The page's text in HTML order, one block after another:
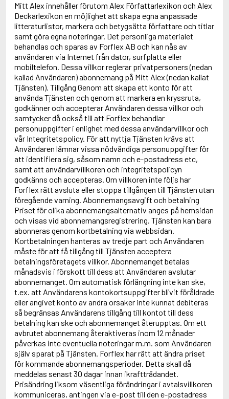
Mitt Alex innehåller förutom Alex Författarlexikon och Alex
Deckarlexikon en möjlighet att skapa egna anpassade
litteraturlistor, markera och betygsätta författare och titlar
samt göra egna noteringar. Det personliga materialet
behandlas och sparas av Forflex AB och kan nås av
användaren via Internet från dator, surfplatta eller
mobiltelefon. Dessa villkor reglerar privatpersoners (nedan
kallad Användaren) abonnemang på Mitt Alex (nedan kallat
Tjänsten). Tillgång Genom att skapa ett konto för att
använda Tjänsten och genom att markera en kryssruta,
godkänner och accepterar Användaren dessa villkor och
samtycker då också till att Forflex behandlar
personuppgifter i enlighet med dessa användarvillkor och
vår Integritetspolicy. För att nyttja Tjänsten krävs att
Användaren lämnar vissa nödvändiga personuppgifter för
att identifiera sig, såsom namn och e-postadress etc,
samt att användarvillkoren och integritetspolicyn
godkänns och accepteras. Om villkoren inte följs har
Forflex rätt avsluta eller stoppa tillgången till Tjänsten utan
föregående varning. Abonnemangsavgift och betalning
Priset för olika abonnemangsalternativ anges på hemsidan
och visas vid abonnemangsregistrering. Tjänsten kan bara
abonneras genom kortbetalning via webbsidan.
Kortbetalningen hanteras av tredje part och Användaren
måste för att få tillgång till Tjänsten acceptera
betalningsföretagets villkor. Abonnemanget betalas
månadsvis i förskott till dess att Användaren avslutar
abonnemanget. Om automatisk förlängning inte kan ske,
t.ex. att Användarens kontokortsuppgifter blivit föråldrade
eller angivet konto av andra orsaker inte kunnat debiteras
så begränsas Användarens tillgång till kontot till dess
betalning kan ske och abonnemanget återupptas. Om ett
avbrutet abonnemang återaktiveras inom 12 månader
påverkas inte eventuella noteringar m.m. som Användaren
själv sparat på Tjänsten. Forflex har rätt att ändra priset
för kommande abonnemangsperioder. Detta skall då
meddelas senast 30 dagar innan ikraftträdandet.
Prisändring liksom väsentliga förändringar i avtalsvillkoren
kommuniceras, antingen via e-post till den e-postadress